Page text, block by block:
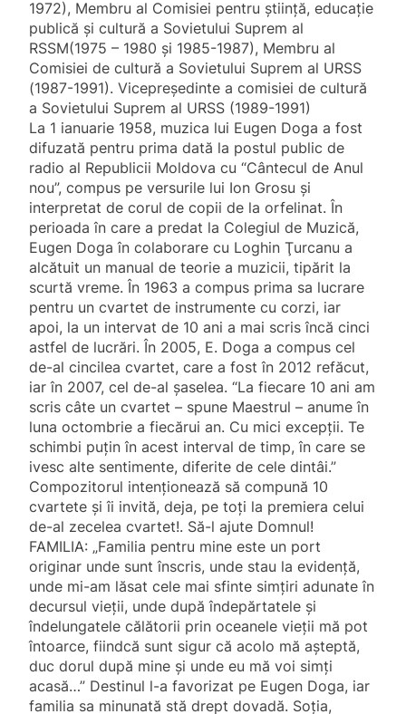
1972), Membru al Comisiei pentru ştiinţă, educaţie
publică şi cultură a Sovietului Suprem al
RSSM(1975 – 1980 şi 1985-1987), Membru al
Comisiei de cultură a Sovietului Suprem al URSS
(1987-1991). Vicepreşedinte a comisiei de cultură
a Sovietului Suprem al URSS (1989-1991)
La 1 ianuarie 1958, muzica lui Eugen Doga a fost
difuzată pentru prima dată la postul public de
radio al Republicii Moldova cu “Cântecul de Anul
nou”, compus pe versurile lui Ion Grosu şi
interpretat de corul de copii de la orfelinat. În
perioada în care a predat la Colegiul de Muzică,
Eugen Doga în colaborare cu Loghin Ţurcanu a
alcătuit un manual de teorie a muzicii, tipărit la
scurtă vreme. În 1963 a compus prima sa lucrare
pentru un cvartet de instrumente cu corzi, iar
apoi, la un intervat de 10 ani a mai scris încă cinci
astfel de lucrări. În 2005, E. Doga a compus cel
de-al cincilea cvartet, care a fost în 2012 refăcut,
iar în 2007, cel de-al şaselea. “La fiecare 10 ani am
scris câte un cvartet – spune Maestrul – anume în
luna octombrie a fiecărui an. Cu mici excepţii. Te
schimbi puţin în acest interval de timp, în care se
ivesc alte sentimente, diferite de cele dintâi.”
Compozitorul intenţionează să compună 10
cvartete şi îi invită, deja, pe toţi la premiera celui
de-al zecelea cvartet!. Să-l ajute Domnul!
FAMILIA: „Familia pentru mine este un port
originar unde sunt înscris, unde stau la evidenţă,
unde mi-am lăsat cele mai sfinte simţiri adunate în
decursul vieţii, unde după îndepărtatele şi
îndelungatele călătorii prin oceanele vieţii mă pot
întoarce, fiindcă sunt sigur că acolo mă aşteptă,
duc dorul după mine şi unde eu mă voi simţi
acasă…” Destinul l-a favorizat pe Eugen Doga, iar
familia sa minunată stă drept dovadă. Soţia,